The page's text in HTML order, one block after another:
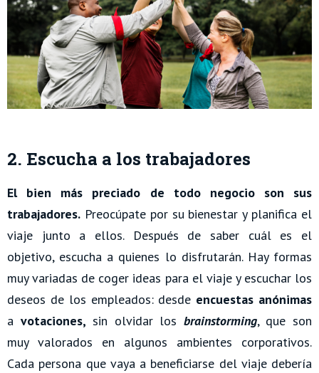
2. Escucha a los trabajadores
El bien más preciado de todo negocio son sus
trabajadores. Preocúpate por su bienestar y planifica el
viaje junto a ellos. Después de saber cuál es el
objetivo, escucha a quienes lo disfrutarán. Hay formas
muy variadas de coger ideas para el viaje y escuchar los
deseos de los empleados: desde encuestas anónimas
a votaciones, sin olvidar los brainstorming, que son
muy valorados en algunos ambientes corporativos.
Cada persona que vaya a beneficiarse del viaje debería